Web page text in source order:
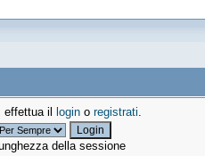
effettua il login o registrati.
della sessione